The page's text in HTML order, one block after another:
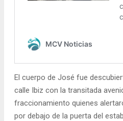
El cuerpo de José fue
calle Ibiz con la transitada
fraccionamiento quienes
por debajo de la puerta del